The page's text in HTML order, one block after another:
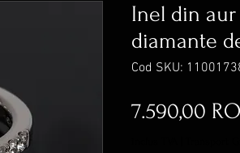
Inel din aur
diamante
Cod SKU:
7.590,00